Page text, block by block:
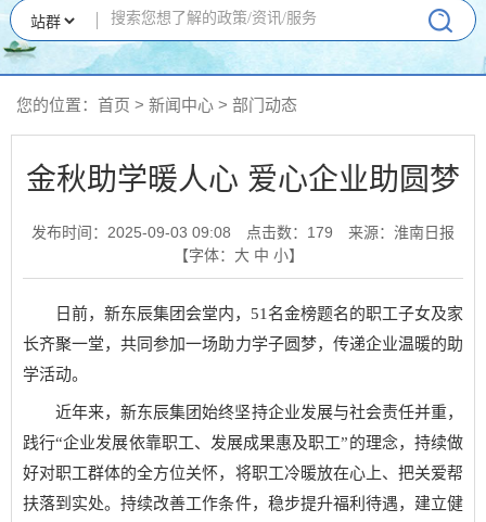
您的位置： 首页 > 新闻中心 > 部门动态
金秋助学暖人心 爱心企业助圆梦
发布时间：2025-09-03 09:08 点击数： 179
来源：淮南日报
【字体： 大 中 小】
日前，新东辰集团会堂内，51名金榜题名的职工子女及家
长齐聚一堂，共同参加一场助力学子圆梦，传递企业温暖的助
学活动。
近年来，新东辰集团始终坚持企业发展与社会责任并重，
践行“企业发展依靠职工、发展成果惠及职工”的理念，持续做
好对职工群体的全方位关怀，将职工冷暖放在心上、把关爱帮
扶落到实处。持续改善工作条件，稳步提升福利待遇，建立健